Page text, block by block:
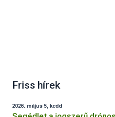
Friss hírek
2026. május 5, kedd